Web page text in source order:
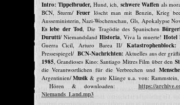
Intro: Tippelbruder, Hund, ich, schwere Waffen als
BCN, Sturm/Feuer löscht man mit Benzin, Krieg
Ausseministerin, Nazi-Wochenschau, Gls, Apokalypse
Es lebe der Tod, Die Tragödie des Spanischen
Durutti/ Niemandsland Historia, Viva la muerte!Hotel
Guerra Cicil, Arturo Barea II/
Pressespiegel/BCN-Nachrichten:Aktuelles aus der
1985, Grandioses Kino: Santiago Mitres Film über den
die Verantwortlichen für die Verbrechen und
Argentinien/Musik & gute Klänge u.a. von:
Hören & downloaden: https://
Niemands_Land.mp3